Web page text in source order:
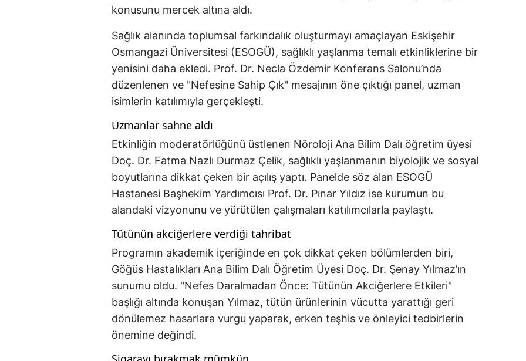
konusunu mercek altına aldı.
Sağlık alanında toplumsal farkındalık oluşturmayı amaçlayan Eskişehir
Osmangazi Üniversitesi (ESOGÜ), sağlıklı yaşlanma temalı etkinliklerine bir
yenisini daha ekledi. Prof. Dr. Necla Özdemir Konferans Salonu’nda
düzenlenen ve "Nefesine Sahip Çık" mesajının öne çıktığı panel, uzman
isimlerin katılımıyla gerçekleşti.
Uzmanlar sahne aldı
Etkinliğin moderatörlüğünü üstlenen Nöroloji Ana Bilim Dalı öğretim üyesi
Doç. Dr. Fatma Nazlı Durmaz Çelik, sağlıklı yaşlanmanın biyolojik ve sosyal
boyutlarına dikkat çeken bir açılış yaptı. Panelde söz alan ESOGÜ
Hastanesi Başhekim Yardımcısı Prof. Dr. Pınar Yıldız ise kurumun bu
alandaki vizyonunu ve yürütülen çalışmaları katılımcılarla paylaştı.
Tütünün akciğerlere verdiği tahribat
Programın akademik içeriğinde en çok dikkat çeken bölümlerden biri,
Göğüs Hastalıkları Ana Bilim Dalı Öğretim Üyesi Doç. Dr. Şenay Yılmaz’ın
sunumu oldu. "Nefes Daralmadan Önce: Tütünün Akciğerlere Etkileri"
başlığı altında konuşan Yılmaz, tütün ürünlerinin vücutta yarattığı geri
dönülemez hasarlara vurgu yaparak, erken teşhis ve önleyici tedbirlerin
önemine değindi.